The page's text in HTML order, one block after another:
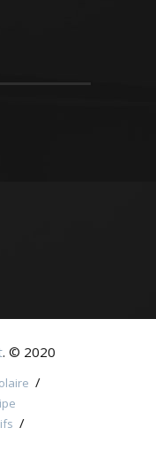
. © 2020
/
/